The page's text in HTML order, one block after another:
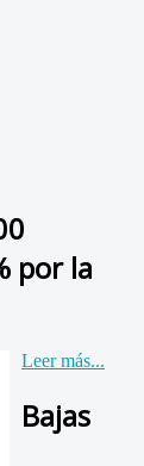
por la
Leer más...
Bajas